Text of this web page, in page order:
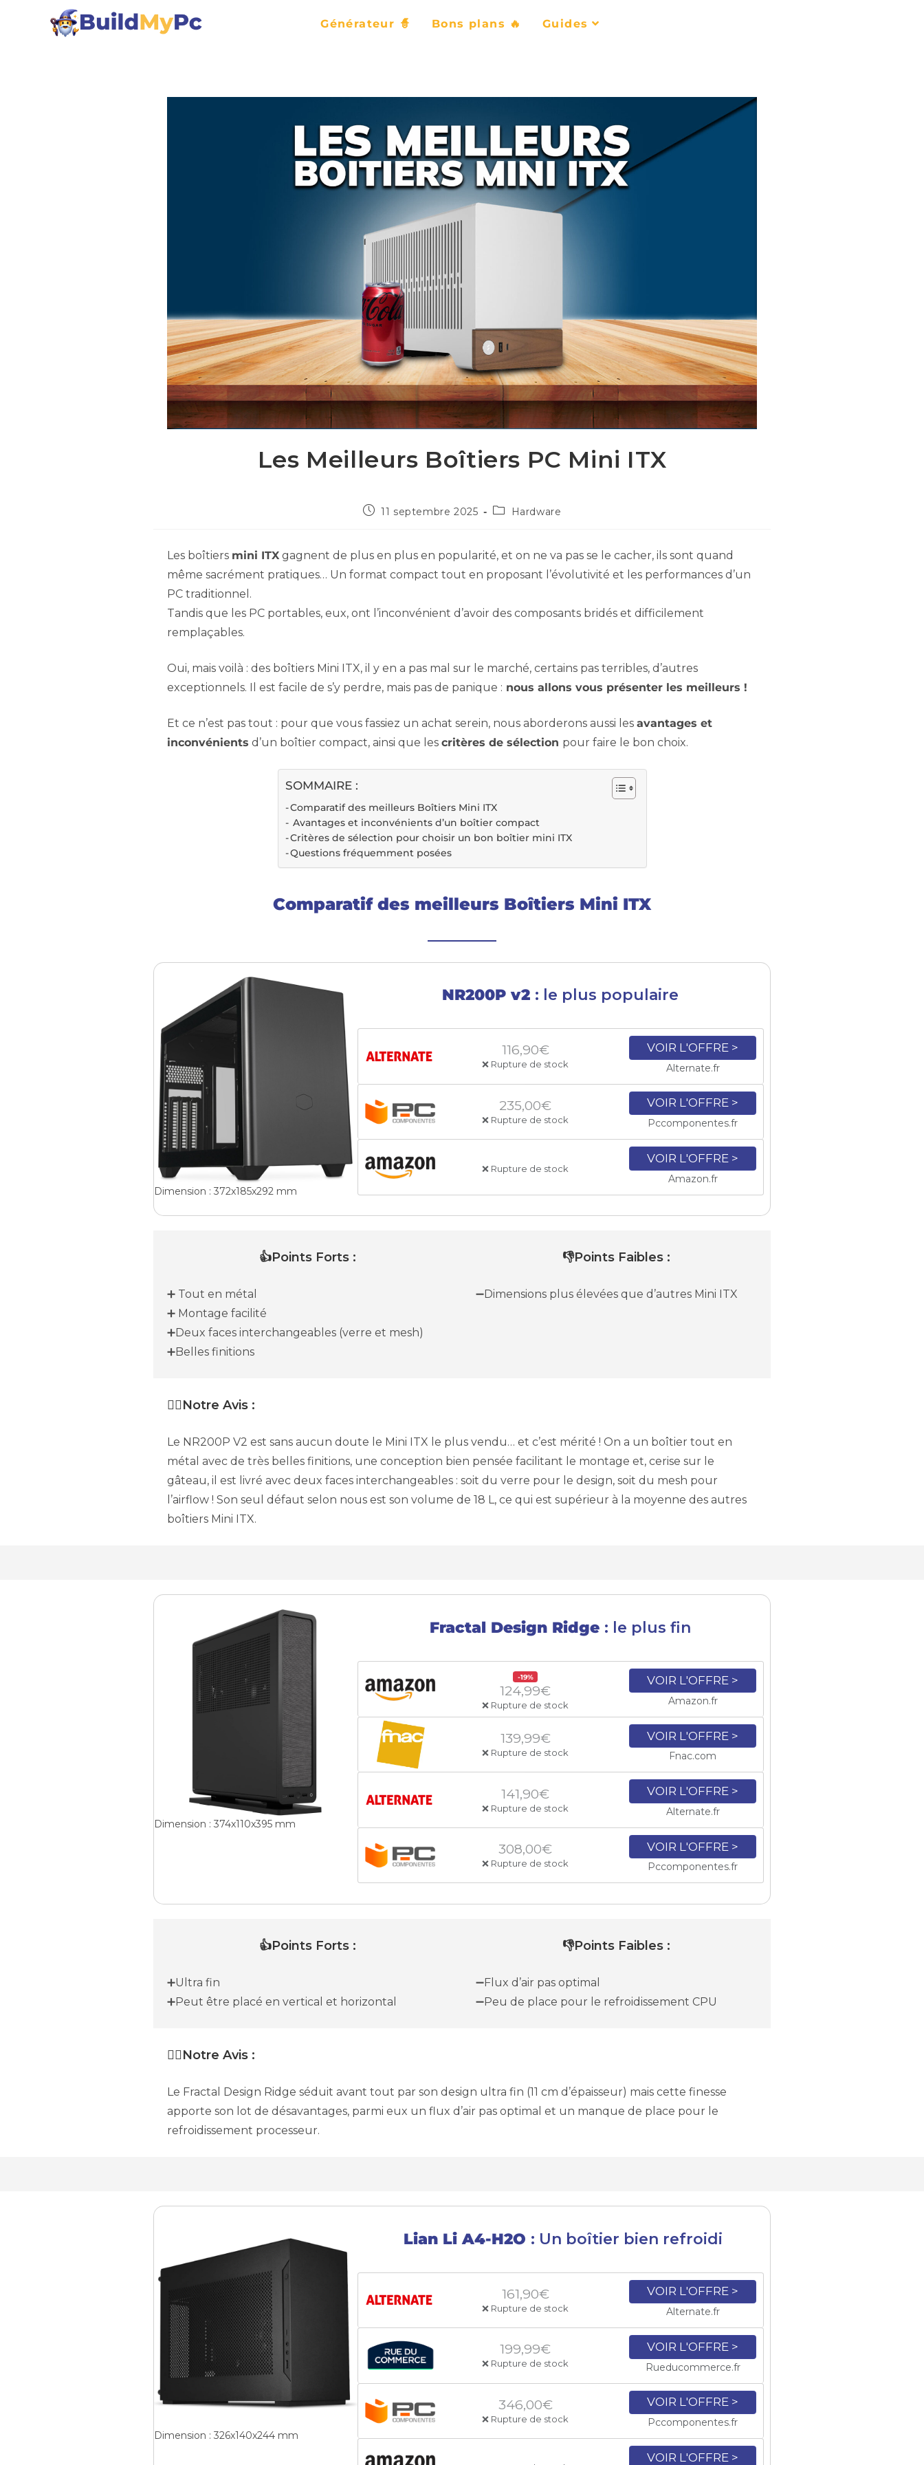
Générateur 🧙 Bons plans 🔥 Guides
Les Meilleurs Boîtiers PC Mini ITX
11 septembre 2025 Hardware
Les boîtiers mini ITX gagnent de plus en plus en popularité, et on ne va pas se le cacher, ils sont quand
même sacrément pratiques… Un format compact tout en proposant l’évolutivité et les performances d’un
PC traditionnel.
Tandis que les PC portables, eux, ont l’inconvénient d’avoir des composants bridés et difficilement
remplaçables.
Oui, mais voilà : des boîtiers Mini ITX, il y en a pas mal sur le marché, certains pas terribles, d’autres
exceptionnels. Il est facile de s’y perdre, mais pas de panique : nous allons vous présenter les meilleurs !
Et ce n’est pas tout : pour que vous fassiez un achat serein, nous aborderons aussi les avantages et
inconvénients d’un boîtier compact, ainsi que les critères de sélection pour faire le bon choix.
SOMMAIRE :
Comparatif des meilleurs Boîtiers Mini ITX
Avantages et inconvénients d’un boîtier compact
Critères de sélection pour choisir un bon boîtier mini ITX
Questions fréquemment posées
Comparatif des meilleurs Boîtiers Mini ITX
Dimension : 372x185x292 mm
NR200P v2 : le plus populaire
116,90€
❌ Rupture de stock
VOIR L'OFFRE >
Alternate.fr
235,00€
❌ Rupture de stock
VOIR L'OFFRE >
Pccomponentes.fr
❌ Rupture de stock
VOIR L'OFFRE >
Amazon.fr
👍Points Forts :
➕ Tout en métal
➕ Montage facilité
➕Deux faces interchangeables (verre et mesh)
➕Belles finitions
👎Points Faibles :
➖Dimensions plus élevées que d’autres Mini ITX
✍🏼Notre Avis :
Le NR200P V2 est sans aucun doute le Mini ITX le plus vendu… et c’est mérité ! On a un boîtier tout en
métal avec de très belles finitions, une conception bien pensée facilitant le montage et, cerise sur le
gâteau, il est livré avec deux faces interchangeables : soit du verre pour le design, soit du mesh pour
l’airflow ! Son seul défaut selon nous est son volume de 18 L, ce qui est supérieur à la moyenne des autres
boîtiers Mini ITX.
Dimension : 374x110x395 mm
Fractal Design Ridge : le plus fin
-19%
124,99€
❌ Rupture de stock
VOIR L'OFFRE >
Amazon.fr
139,99€
❌ Rupture de stock
VOIR L'OFFRE >
Fnac.com
141,90€
❌ Rupture de stock
VOIR L'OFFRE >
Alternate.fr
308,00€
❌ Rupture de stock
VOIR L'OFFRE >
Pccomponentes.fr
👍Points Forts :
➕Ultra fin
➕Peut être placé en vertical et horizontal
👎Points Faibles :
➖Flux d’air pas optimal
➖Peu de place pour le refroidissement CPU
✍🏼Notre Avis :
Le Fractal Design Ridge séduit avant tout par son design ultra fin (11 cm d’épaisseur) mais cette finesse
apporte son lot de désavantages, parmi eux un flux d’air pas optimal et un manque de place pour le
refroidissement processeur.
Dimension : 326x140x244 mm
Lian Li A4-H2O : Un boîtier bien refroidi
161,90€
❌ Rupture de stock
VOIR L'OFFRE >
Alternate.fr
199,99€
❌ Rupture de stock
VOIR L'OFFRE >
Rueducommerce.fr
346,00€
❌ Rupture de stock
VOIR L'OFFRE >
Pccomponentes.fr
VOIR L'OFFRE >